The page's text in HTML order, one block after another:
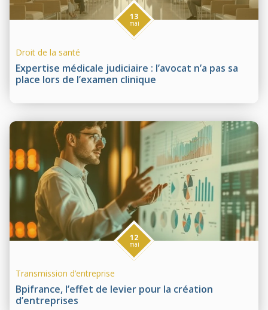
Expertise médicale judiciaire : l’avocat n’a pas sa
place lors de l’examen clinique
13
mai
Droit de la santé
Bpifrance, l’effet de levier pour la création
d’entreprises
12
mai
Transmission d’entreprise